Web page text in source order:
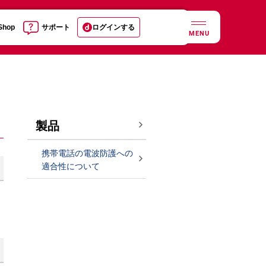
サポート ログインする
MENU
製品
携帯電話の電波防護への
適合性について